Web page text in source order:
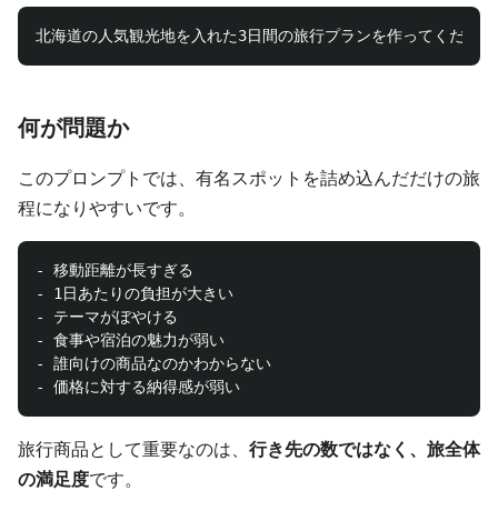
何が問題か
このプロンプトでは、有名スポットを詰め込んだだけの旅
程になりやすいです。
- 移動距離が長すぎる
- 1日あたりの負担が大きい
- テーマがぼやける
- 食事や宿泊の魅力が弱い
- 誰向けの商品なのかわからない
旅行商品として重要なのは、 行き先の数ではなく、旅全体
の満足度です。